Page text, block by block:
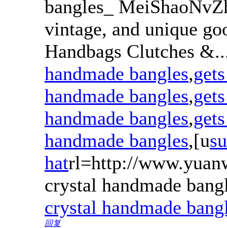
bangles_
vintage, and unique
Handbags Clutches
handmade bangles,
handmade bangles,
handmade bangles,
handmade bangles,[u
hatrl=http://
crystal handmade
crystal handmade
回复